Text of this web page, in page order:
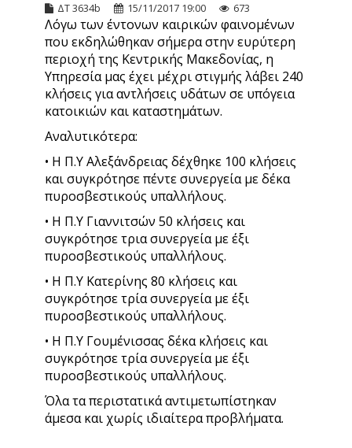
ΔΤ 3634b 15/11/2017 19:00 673
Λόγω των έντονων καιρικών φαινομένων
που εκδηλώθηκαν σήμερα στην ευρύτερη
περιοχή της Κεντρικής Μακεδονίας, η
Υπηρεσία μας έχει μέχρι στιγμής λάβει 240
κλήσεις για αντλήσεις υδάτων σε υπόγεια
κατοικιών και καταστημάτων.
Αναλυτικότερα:
• Η Π.Υ Αλεξάνδρειας δέχθηκε 100 κλήσεις
και συγκρότησε πέντε συνεργεία με δέκα
πυροσβεστικούς υπαλλήλους.
• Η Π.Υ Γιαννιτσών 50 κλήσεις και
συγκρότησε τρια συνεργεία με έξι
πυροσβεστικούς υπαλλήλους.
• Η Π.Υ Κατερίνης 80 κλήσεις και
συγκρότησε τρία συνεργεία με έξι
πυροσβεστικούς υπαλλήλους.
• Η Π.Υ Γουμένισσας δέκα κλήσεις και
συγκρότησε τρία συνεργεία με έξι
πυροσβεστικούς υπαλλήλους.
Όλα τα περιστατικά αντιμετωπίστηκαν
άμεσα και χωρίς ιδιαίτερα προβλήματα.